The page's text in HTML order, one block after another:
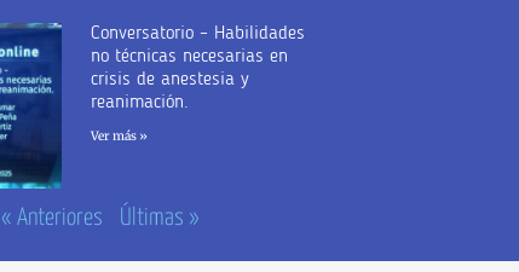
Conversatorio – Habilidades
no técnicas necesarias en
crisis de anestesia y
reanimación.
Ver más »
« Anteriores Últimas »